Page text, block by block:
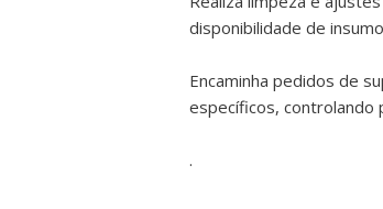
disponibilidade de
Encaminha pedidos de
específicos, controlando
.